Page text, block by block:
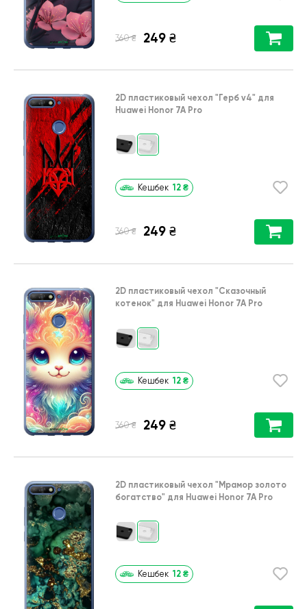
360 ₴ 249 ₴
2D пластиковый чехол "Герб v4" для
Huawei Honor 7A Pro
Кешбек 12 ₴
360 ₴ 249 ₴
2D пластиковый чехол "Сказочный
котенок" для Huawei Honor 7A Pro
Кешбек 12 ₴
360 ₴ 249 ₴
2D пластиковый чехол "Мрамор золото
богатство" для Huawei Honor 7A Pro
Кешбек 12 ₴